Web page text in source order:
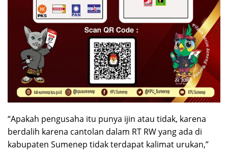
“Apakah pengusaha itu punya ijin atau tidak, karena
berdalih karena cantolan dalam RT RW yang ada di
kabupaten Sumenep tidak terdapat kalimat urukan,”